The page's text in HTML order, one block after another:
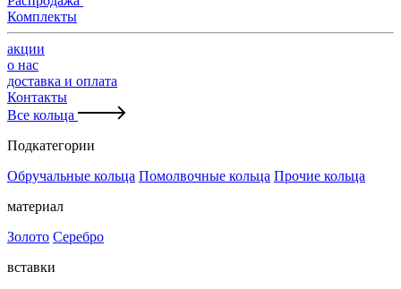
Комплекты
акции
о нас
доставка и оплата
Контакты
Все кольца
Подкатегории
Обручальные кольца Помолвочные кольца Прочие кольца
материал
Золото Серебро
вставки